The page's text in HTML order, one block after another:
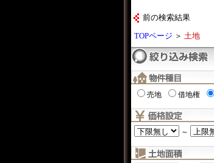
前の検索結果
TOPページ ＞ 土地
売地 借地権
～